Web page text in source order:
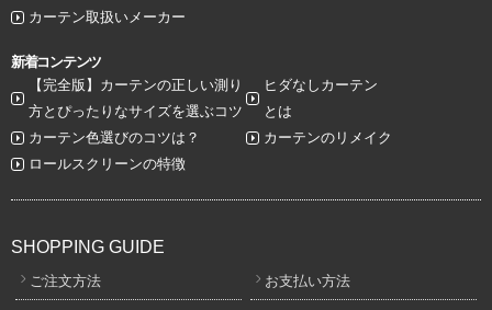
カーテン取扱いメーカー
新着コンテンツ
【完全版】カーテンの正しい測り
方とぴったりなサイズを選ぶコツ
ヒダなしカーテン
とは
カーテン色選びのコツは？
カーテンのリメイク
ロールスクリーンの特徴
SHOPPING GUIDE
ご注文方法 お支払い方法